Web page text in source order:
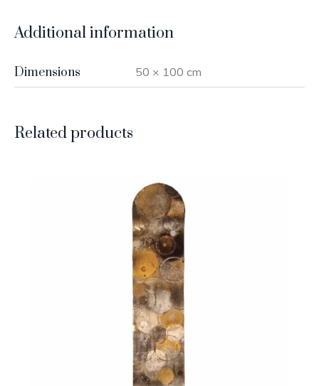
Additional information
Dimensions 50 × 100 cm
Related products